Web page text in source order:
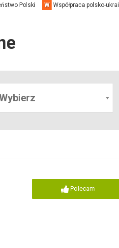
Polski W Współpraca polsko-
Polecam